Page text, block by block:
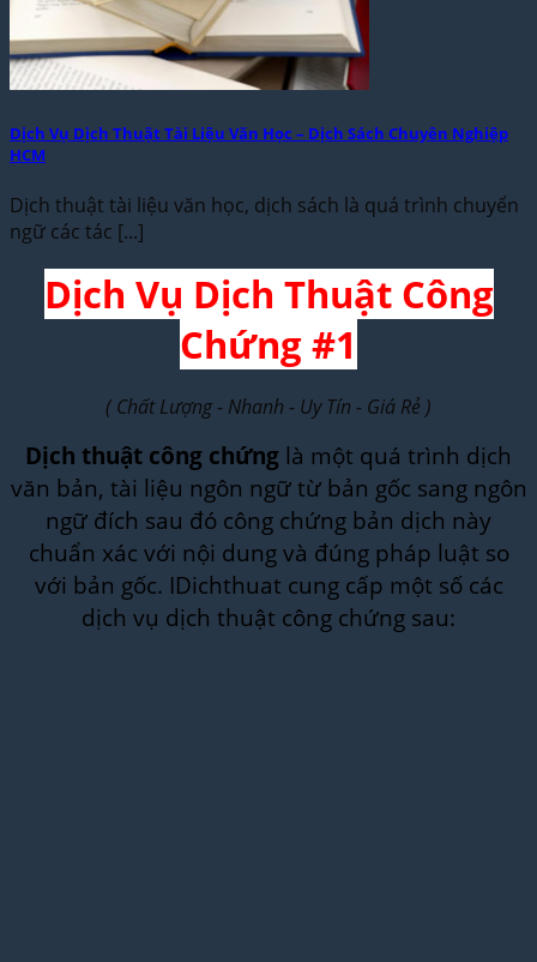
Dịch Vụ Dịch Thuật Tài Liệu Văn Học – Dịch Sách Chuyên Nghiệp
HCM
Dịch thuật tài liệu văn học, dịch sách là quá trình chuyển
ngữ các tác [...]
Dịch Vụ Dịch Thuật Công
Chứng #1
( Chất Lượng - Nhanh - Uy Tín - Giá Rẻ )
Dịch thuật công chứng là một quá trình dịch
văn bản, tài liệu ngôn ngữ từ bản gốc sang ngôn
ngữ đích sau đó công chứng bản dịch này
chuẩn xác với nội dung và đúng pháp luật so
với bản gốc. IDichthuat cung cấp một số các
dịch vụ dịch thuật công chứng sau: